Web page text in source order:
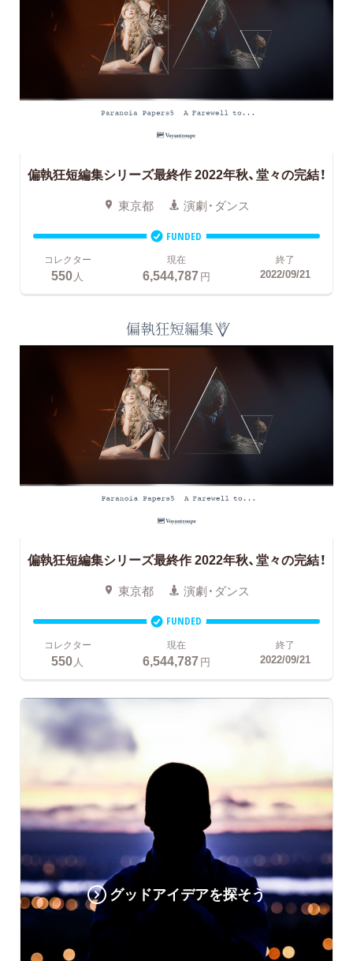
偏執狂短編集シリーズ最終作 2022年秋、堂々の完結！
東京都 演劇・ダンス
FUNDED
コレクター
550人
現在
6,544,787円
終了
2022/09/21
偏執狂短編集シリーズ最終作 2022年秋、堂々の完結！
東京都 演劇・ダンス
FUNDED
コレクター
550 人
現在
6,544,787円
終了
2022/09/21
グッドアイデアを探そう